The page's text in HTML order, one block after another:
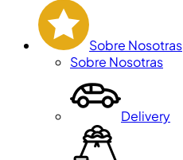
Sobre Nosotras
Sobre Nosotras
Delivery